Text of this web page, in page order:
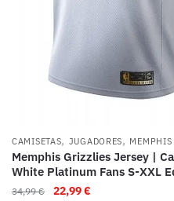
CAMISETAS, JUGADORES,
Memphis Grizzlies Jersey |
White Platinum Fans S-XXL
34,99€ 22,99€